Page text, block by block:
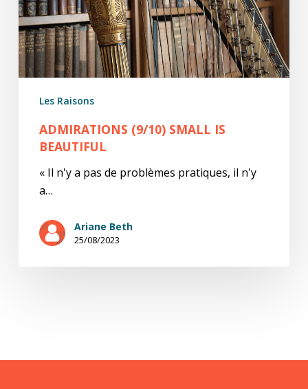
Les Raisons
ADMIRATIONS (9/10) SMALL IS
BEAUTIFUL
« Il n'y a pas de problèmes pratiques, il n'y
a…
Ariane Beth
25/08/2023